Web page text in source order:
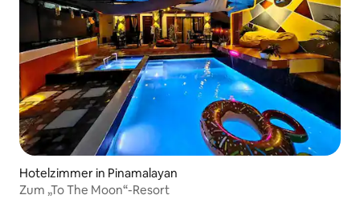
Hotelzimmer in Pinamalayan
Zum „To The Moon“-Resort